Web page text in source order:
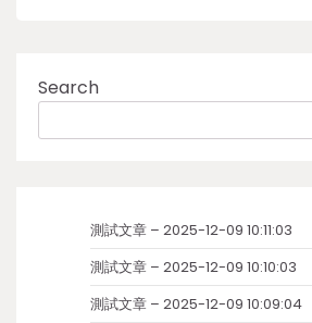
Search
測試文章 – 2025-12-09 10:11:03
測試文章 – 2025-12-09 10:10:03
測試文章 – 2025-12-09 10:09:04